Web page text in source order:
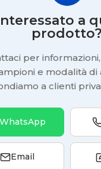
a
prodotto?
per
e modalità di
a clienti
WhatsApp
Email